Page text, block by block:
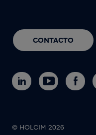
CONTACTO
© HOLCIM 2026